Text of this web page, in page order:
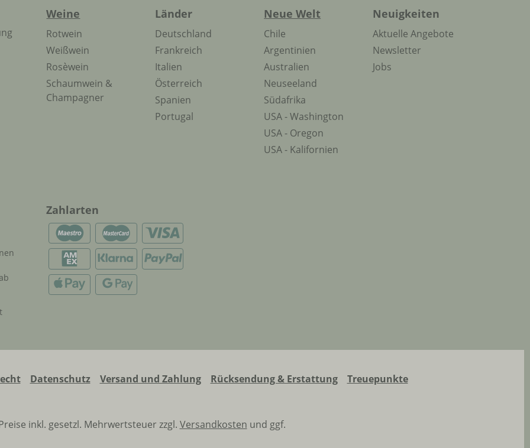
Weine
Rotwein
Weißwein
Rosèwein
Schaumwein &
Champagner
Länder
Deutschland
Frankreich
Italien
Österreich
Spanien
Portugal
Neue Welt
Chile
Argentinien
Australien
Neuseeland
Südafrika
USA - Washington
USA - Oregon
USA - Kalifornien
Neuigkeiten
Aktuelle Angebote
Newsletter
Jobs
Zahlarten
Datenschutz Versand und Zahlung Rücksendung & Erstattung Treuepunkte
inkl. gesetzl. Mehrwertsteuer zzgl. Versandkosten und ggf.